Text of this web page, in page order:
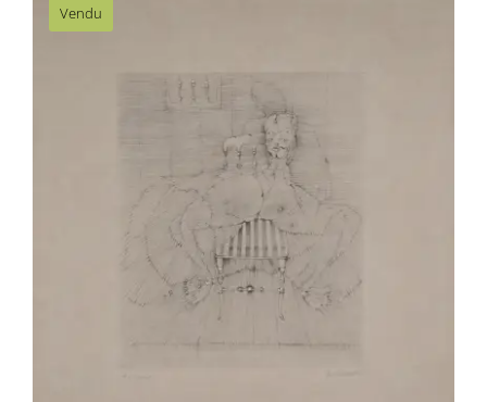
Vendu
(974) BELLMER Hans – Les Marionnettes
(2)